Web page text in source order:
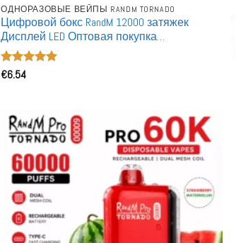
ОДНОРАЗОВЫЕ ВЕЙПЫ RANDM TORNADO
Цифровой бокс RandM 12000 затяжек
Дисплей LED Оптовая покупка
Перезаряжаемая Одноразовая
электронная сигарета
Оценка
€6.54